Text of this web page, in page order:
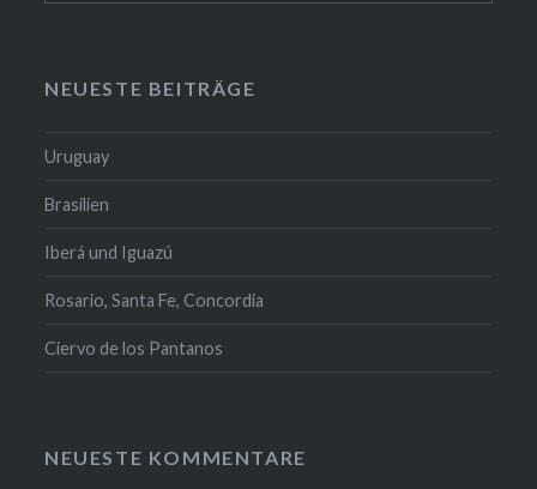
NEUESTE BEITRÄGE
Uruguay
Brasilien
Iberá und Iguazú
Rosario, Santa Fe, Concordia
Ciervo de los Pantanos
NEUESTE KOMMENTARE